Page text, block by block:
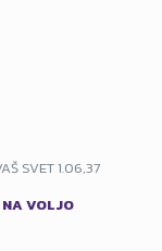
SVET 1.06,37
VOLJO